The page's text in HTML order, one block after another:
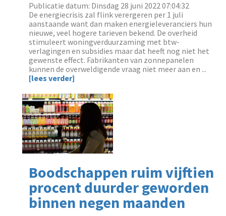
Publicatie datum: Dinsdag 28 juni 2022 07:04:32
De energiecrisis zal flink verergeren per 1 juli
aanstaande want dan maken energieleveranciers hun
nieuwe, veel hogere tarieven bekend. De overheid
stimuleert woningverduurzaming met btw-
verlagingen en subsidies maar dat heeft nog niet het
gewenste effect. Fabrikanten van zonnepanelen
kunnen de overweldigende vraag niet meer aan en ...
[lees verder]
Boodschappen ruim vijftien
procent duurder geworden
binnen negen maanden